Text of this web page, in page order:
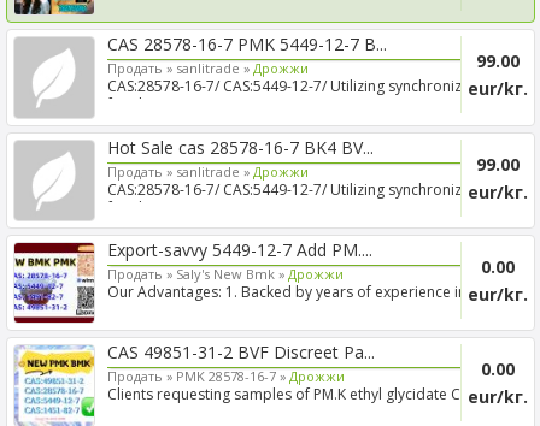
CAS 28578-16-7 PMK 5449-12-7 B...
Продать » sanlitrade » Дрожжи
CAS:28578-16-7/ CAS:5449-12-7/ Utilizing synchronized
freigh...
99.00
eur/kг.
Hot Sale cas 28578-16-7 BK4 BV...
Продать »sanlitrade »Дрожжи
CAS:28578-16-7/ CAS:5449-12-7/ Utilizing synchronized
freigh...
99.00
eur/kг.
Export-savvy 5449-12-7 Add PM....
Продать » Saly's New Bmk » Дрожжи
Our Advantages: 1. Backed by years of experience in
0.00
eur/kг.
CAS 49851-31-2 BVF Discreet Pa...
Продать » PMK 28578-16-7 » Дрожжи
Clients requesting samples of PM.K ethyl glycidate CAS
0.00
eur/kг.